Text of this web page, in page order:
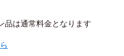
品は通常料金となります